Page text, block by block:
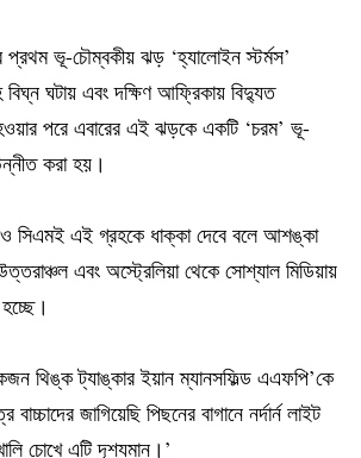
প্রথম ভূ-চৌম্বকীয় ঝড় ‘হ্যালোইন স্টর্মস’
ঘটায় এবং দক্ষিণ আফ্রিকায় বিদ্যুত
পরে এবারের এই ঝড়কে একটি ‘চরম’ ভূ-
করা হয়।
সিএমই এই গ্রহকে ধাক্কা দেবে বলে আশঙ্কা
এবং অস্ট্রেলিয়া থেকে সোশ্যাল মিডিয়ায়
থিঙ্ক ট্যাঙ্কার ইয়ান ম্যানসফিল্ড এএফপি’কে
জাগিয়েছি পিছনের বাগানে নর্দার্ন লাইট
চোখে এটি দৃশ্যমান।’